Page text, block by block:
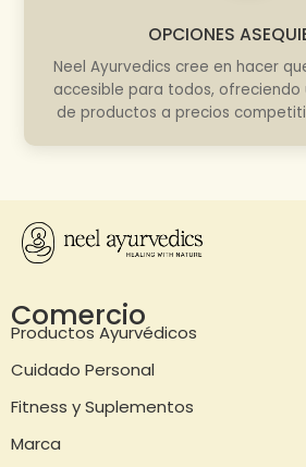
OPCIONES
Neel Ayurvedics cree en hacer
accesible para todos, ofreciendo
de productos a precios
Comercio
Productos Ayurvédicos
Cuidado Personal
Fitness y Suplementos
Marca